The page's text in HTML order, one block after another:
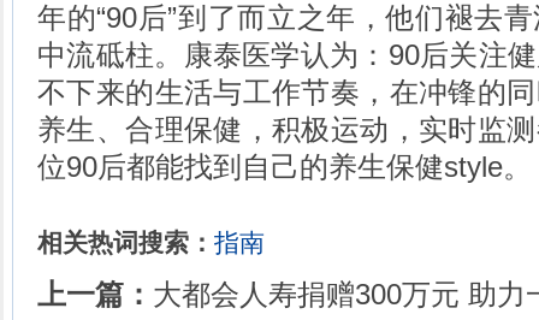
年的“90后”到了而立之年，他们褪去
中流砥柱。康泰医学认为：90后关注
不下来的生活与工作节奏，在冲锋的
养生、合理保健，积极运动，实时监
位90后都能找到自己的养生保健style。
相关热词搜索： 指南
上一篇： 大都会人寿捐赠300万元 助